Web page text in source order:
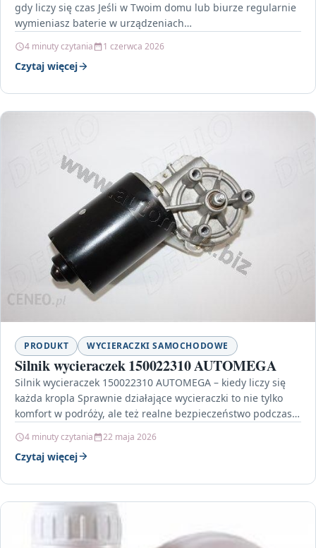
gdy liczy się czas Jeśli w Twoim domu lub biurze regularnie
wymieniasz baterie w urządzeniach…
4 minuty czytania 1 czerwca 2026
Czytaj więcej
PRODUKT WYCIERACZKI SAMOCHODOWE
Silnik wycieraczek 150022310 AUTOMEGA
Silnik wycieraczek 150022310 AUTOMEGA – kiedy liczy się
każda kropla Sprawnie działające wycieraczki to nie tylko
komfort w podróży, ale też realne bezpieczeństwo podczas…
4 minuty czytania 22 maja 2026
Czytaj więcej